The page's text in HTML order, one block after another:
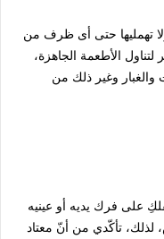
تهمليها حتى أى ظرف من
الأطعمة الجاهزة،
وغير ذلك من
على فرك يديه أو عينيه
تأكّدي من أنّ معتاد